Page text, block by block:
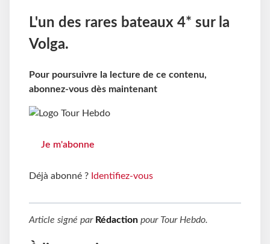
L'un des rares bateaux 4* sur la
Volga.
Pour poursuivre la lecture de ce contenu,
abonnez-vous dès maintenant
Je m'abonne
Déjà abonné ? Identifiez-vous
Article signé par Rédaction pour Tour Hebdo.